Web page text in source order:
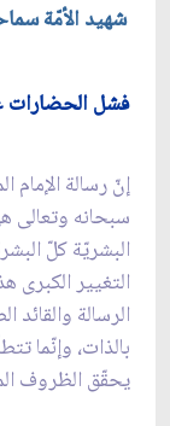
شهيد الأمّة
فشل الحضارات
إنّ رسالة الإمام
سبحانه وتعالى
البشريّة كلّ
التغيير
الرسالة
بالذات، وإنّما
يحقّق الظروف